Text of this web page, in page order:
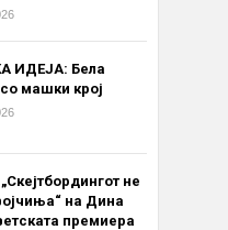
ИДЕЈА: Бела
машки крој
не
на Дина
премиера